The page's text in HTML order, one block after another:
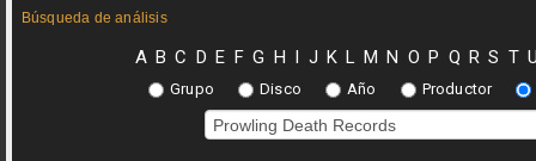
Búsqueda de análisis
A B C D E F G H I J K L M N O P Q R S T
Grupo Disco Año Productor